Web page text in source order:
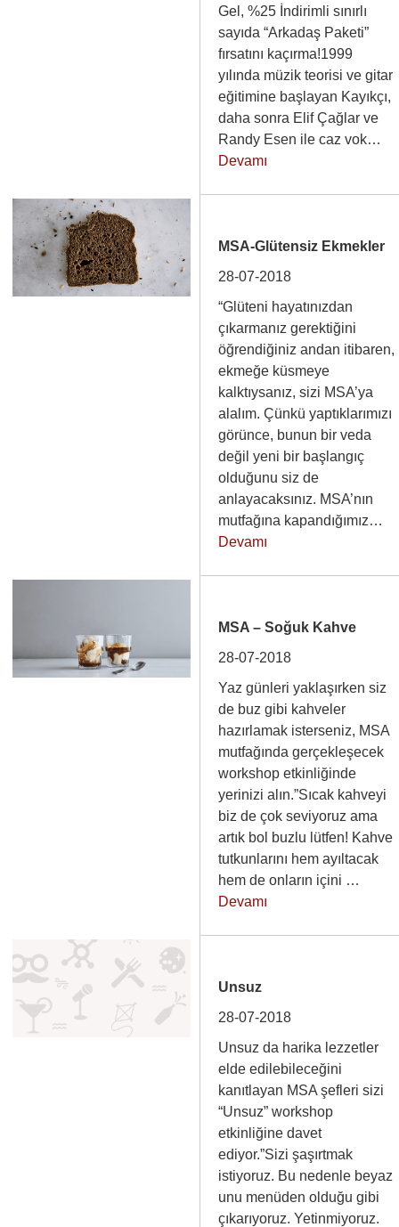
Gel, %25 İndirimli sınırlı
sayıda “Arkadaş Paketi”
fırsatını kaçırma!1999
yılında müzik teorisi ve gitar
eğitimine başlayan Kayıkçı,
daha sonra Elif Çağlar ve
Randy Esen ile caz vok…
Devamı
MSA-Glütensiz Ekmekler
28-07-2018
“Glüteni hayatınızdan
çıkarmanız gerektiğini
öğrendiğiniz andan itibaren,
ekmeğe küsmeye
kalktıysanız, sizi MSA’ya
alalım. Çünkü yaptıklarımızı
görünce, bunun bir veda
değil yeni bir başlangıç
olduğunu siz de
anlayacaksınız. MSA’nın
mutfağına kapandığımız…
Devamı
MSA – Soğuk Kahve
28-07-2018
Yaz günleri yaklaşırken siz
de buz gibi kahveler
hazırlamak isterseniz, MSA
mutfağında gerçekleşecek
workshop etkinliğinde
yerinizi alın.”Sıcak kahveyi
biz de çok seviyoruz ama
artık bol buzlu lütfen! Kahve
tutkunlarını hem ayıltacak
hem de onların içini …
Devamı
Unsuz
28-07-2018
Unsuz da harika lezzetler
elde edilebileceğini
kanıtlayan MSA şefleri sizi
“Unsuz” workshop
etkinliğine davet
ediyor.”Sizi şaşırtmak
istiyoruz. Bu nedenle beyaz
unu menüden olduğu gibi
çıkarıyoruz. Yetinmiyoruz.